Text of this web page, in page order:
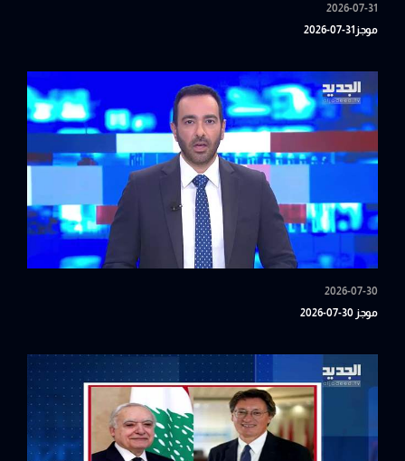
2026-07-31
موجز31-07-2026
2026-07-30
موجز 30-07-2026